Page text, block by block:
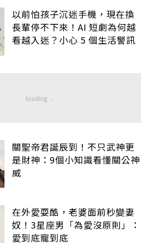
以前怕孩子沉迷手機，現在換
長輩停不下來！AI 短劇為何越
看越入迷？小心 5 個生活警訊
關聖帝君誕辰到！不只武神更
是財神：9個小知識看懂關公神
威
在外愛耍酷，老婆面前秒變妻
奴！3星座男「為愛沒原則」：
愛到底寵到底